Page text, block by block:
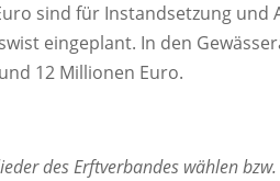
sind für Instandsetzung und
eingeplant. In den
12 Millionen Euro.
des Erftverbandes wählen